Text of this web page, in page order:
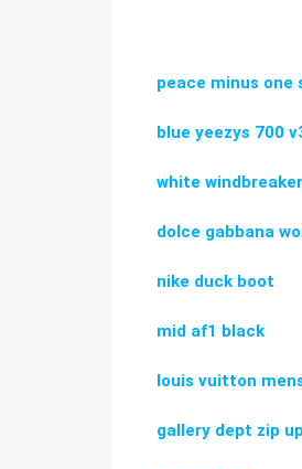
peace minus one
blue yeezys 700
white
dolce gabbana
nike duck boot
mid af1 black
louis vuitton
gallery dept zip